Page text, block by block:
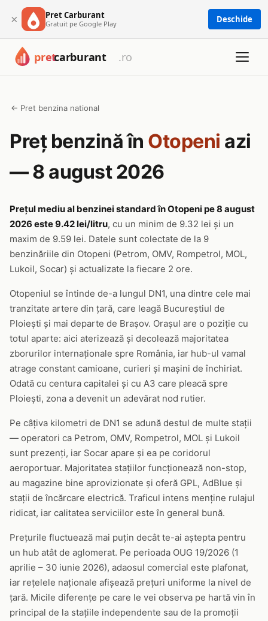
× Pret Carburant
Gratuit pe Google Play Deschide
← Pret benzina national
Preț benzină în Otopeni azi
— 8 august 2026
Prețul mediu al benzinei standard în Otopeni pe 8 august
2026 este 9.42 lei/litru, cu un minim de 9.32 lei și un
maxim de 9.59 lei. Datele sunt colectate de la 9
benzinăriile din Otopeni (Petrom, OMV, Rompetrol, MOL,
Lukoil, Socar) și actualizate la fiecare 2 ore.
Otopeniul se întinde de-a lungul DN1, una dintre cele mai
tranzitate artere din țară, care leagă Bucureștiul de
Ploiești și mai departe de Brașov. Orașul are o poziție cu
totul aparte: aici aterizează și decolează majoritatea
zborurilor internaționale spre România, iar hub-ul vamal
atrage constant camioane, curieri și mașini de închiriat.
Odată cu centura capitalei și cu A3 care pleacă spre
Ploiești, zona a devenit un adevărat nod rutier.
Pe câțiva kilometri de DN1 se adună destul de multe stații
— operatori ca Petrom, OMV, Rompetrol, MOL și Lukoil
sunt prezenți, iar Socar apare și ea pe coridorul
aeroportuar. Majoritatea stațiilor funcționează non-stop,
au magazine bine aprovizionate și oferă GPL, AdBlue și
stații de încărcare electrică. Traficul intens menține rulajul
ridicat, iar calitatea serviciilor este în general bună.
Prețurile fluctuează mai puțin decât te-ai aștepta pentru
un hub atât de aglomerat. Pe perioada OUG 19/2026 (1
aprilie – 30 iunie 2026), adaosul comercial este plafonat,
iar rețelele naționale afișează prețuri uniforme la nivel de
țară. Micile diferențe pe care le vei observa pe hartă vin în
principal de la stațiile independente sau de la promoții